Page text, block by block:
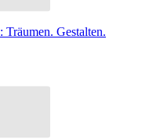
Gestalten.